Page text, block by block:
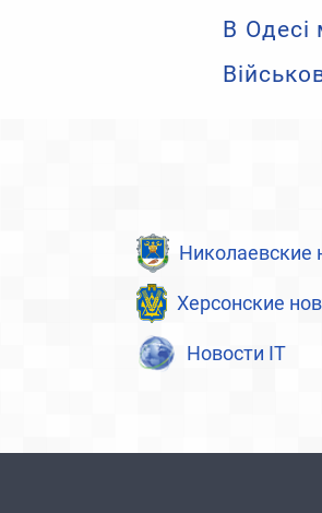
В Одесі
Николаевские
Херсонские
Новости IT